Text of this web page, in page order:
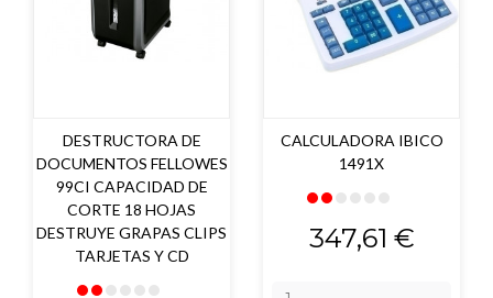
DESTRUCTORA DE
DOCUMENTOS FELLOWES
99CI CAPACIDAD DE
CORTE 18 HOJAS
DESTRUYE GRAPAS CLIPS
TARJETAS Y CD
CALCULADORA IBICO
1491X
Precio
347,61 €